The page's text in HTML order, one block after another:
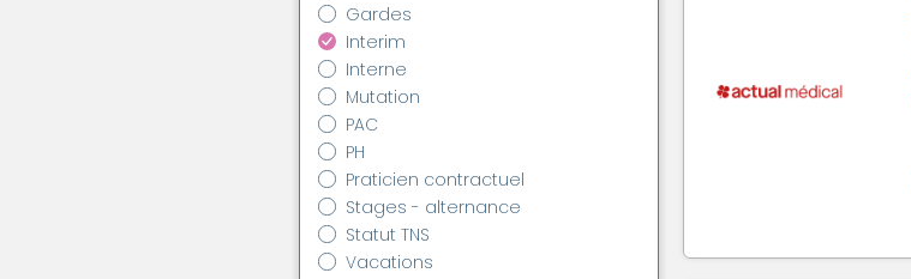
Gardes
Interim
Interne
Mutation
PAC
PH
Praticien contractuel
Stages - alternance
Statut TNS
Vacations